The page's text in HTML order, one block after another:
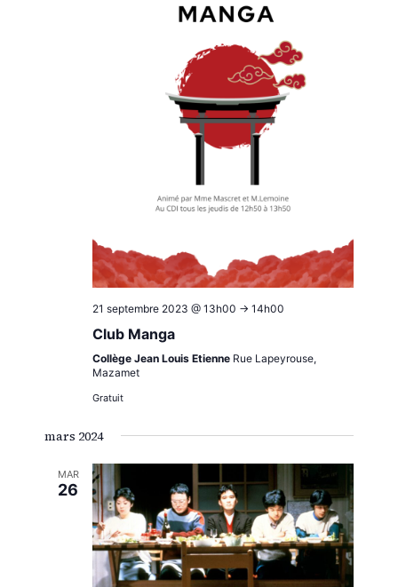
21 septembre 2023 @ 13h00 -> 14h00
Club Manga
Collège Jean Louis Etienne Rue Lapeyrouse,
Mazamet
Gratuit
mars 2024
MAR
26